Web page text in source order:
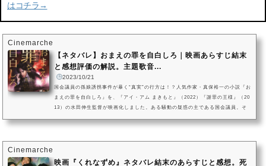
はコチラ→
Cinemarche
【ネタバレ】おまえの罪を自白しろ｜映画あらすじ結末
と感想評価の解説。主題歌音...
2023/10/21
国会議員の孫娘誘拐事件が暴く“真実”の行方は！？人気作家・真保裕一の小説『お
まえの罪を自白しろ』を、『アイ・アム まきもと』（2022）『謝罪の王様』（20
13）の水田伸生監督が映画化しました。ある騒動の疑惑の主である国会議員。そ
Cinemarche
映画『くれなずめ』ネタバレ結末のあらすじと感想。死